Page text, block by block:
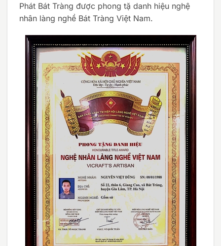
Phát Bát Tràng được phong tặ danh hiệu nghệ
nhân làng nghề Bát Tràng Việt Nam.